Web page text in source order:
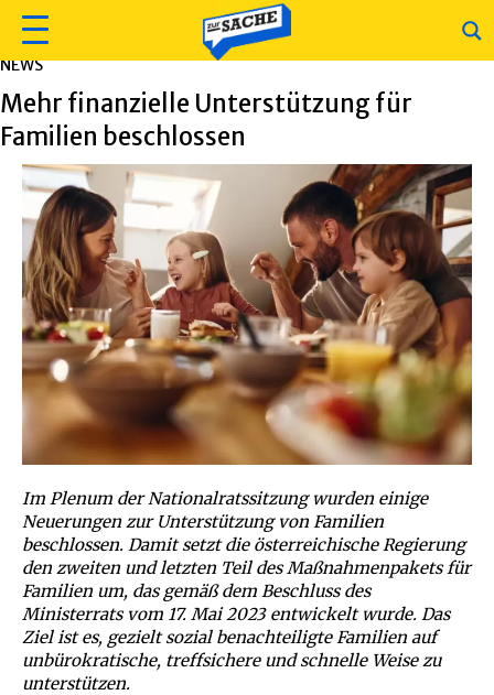
NEWS
Mehr finanzielle Unterstützung für
Familien beschlossen
Im Plenum der Nationalratssitzung wurden einige
Neuerungen zur Unterstützung von Familien
beschlossen. Damit setzt die österreichische Regierung
den zweiten und letzten Teil des Maßnahmenpakets für
Familien um, das gemäß dem Beschluss des
Ministerrats vom 17. Mai 2023 entwickelt wurde. Das
Ziel ist es, gezielt sozial benachteiligte Familien auf
unbürokratische, treffsichere und schnelle Weise zu
unterstützen.